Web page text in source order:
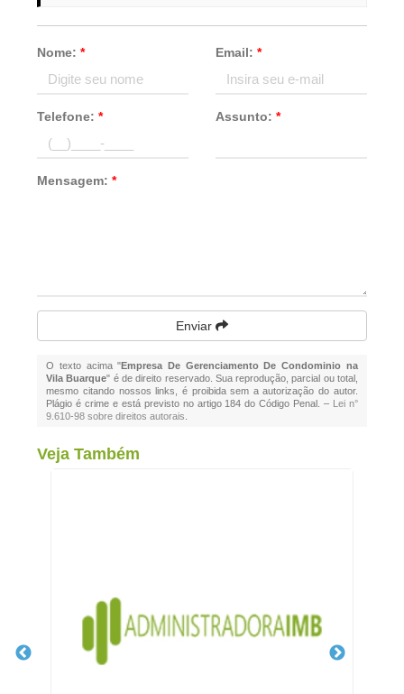
Nome:* Email: *
Telefone:* Assunto: *
Mensagem:*
Enviar
O texto acima "Empresa De Gerenciamento De Condominio na
Vila Buarque" é de direito reservado. Sua reprodução, parcial ou total,
mesmo citando nossos links, é proibida sem a autorização do autor.
Plágio é crime e está previsto no artigo 184 do Código Penal. – Lei n°
9.610-98 sobre direitos autorais
Veja Também